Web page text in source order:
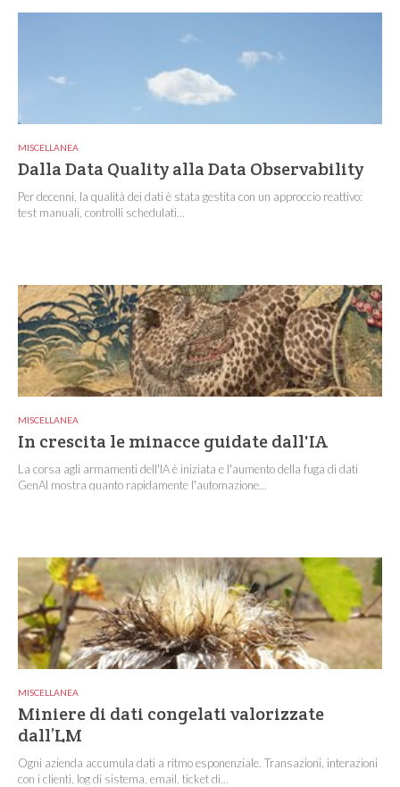
MISCELLANEA
Dalla Data Quality alla Data Observability
Per decenni, la qualità dei dati è stata gestita con un approccio reattivo:
test manuali, controlli schedulati...
MISCELLANEA
In crescita le minacce guidate dall'IA
La corsa agli armamenti dell'IA è iniziata e l'aumento della fuga di dati
GenAI mostra quanto rapidamente l'automazione...
MISCELLANEA
Miniere di dati congelati valorizzate
dall’LM
Ogni azienda accumula dati a ritmo esponenziale. Transazioni, interazioni
con i clienti, log di sistema, email, ticket di...